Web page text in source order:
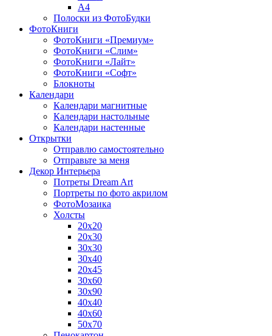
A4
Полоски из ФотоБудки
ФотоКниги
ФотоКниги «Премиум»
ФотоКниги «Слим»
ФотоКниги «Лайт»
ФотоКниги «Софт»
Блокноты
Календари
Календари магнитные
Календари настольные
Календари настенные
Открытки
Отправлю самостоятельно
Отправьте за меня
Декор Интерьера
Потреты Dream Art
Портреты по фото акрилом
ФотоМозаика
Холсты
20х20
20х30
30х30
30х40
20х45
30х60
30х90
40х40
40х60
50х70